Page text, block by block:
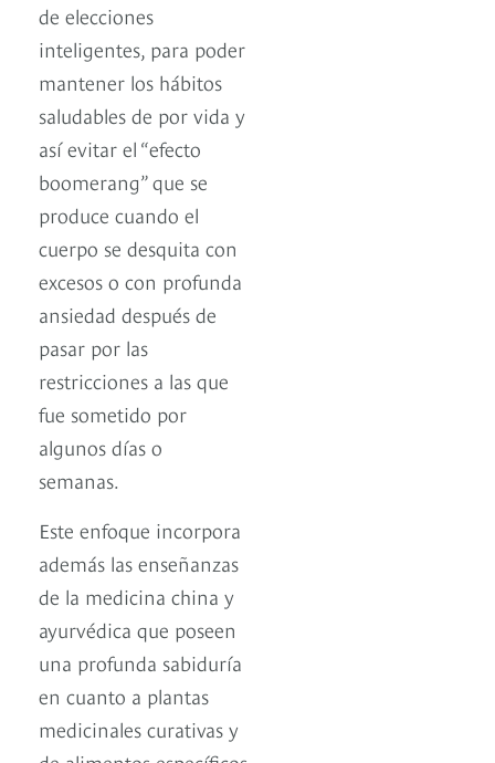
de elecciones
inteligentes, para poder
mantener los hábitos
saludables de por vida y
así evitar el “efecto
boomerang” que se
produce cuando el
cuerpo se desquita con
excesos o con profunda
ansiedad después de
pasar por las
restricciones a las que
fue sometido por
algunos días o
semanas.
Este enfoque incorpora
además las enseñanzas
de la medicina china y
ayurvédica que poseen
una profunda sabiduría
en cuanto a plantas
medicinales curativas y